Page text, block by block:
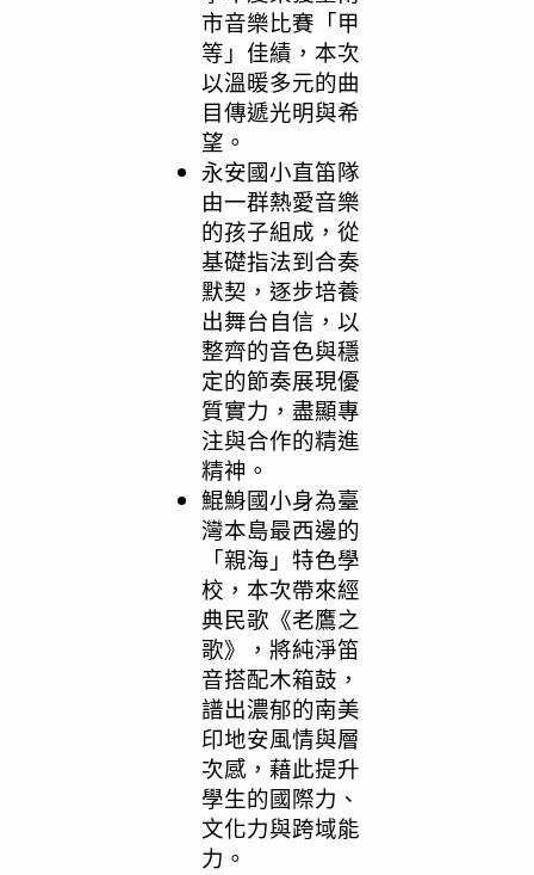
市音樂比賽「甲
等」佳績，本次
以溫暖多元的曲
目傳遞光明與希
望。
永安國小直笛隊
由一群熱愛音樂
的孩子組成，從
基礎指法到合奏
默契，逐步培養
出舞台自信，以
整齊的音色與穩
定的節奏展現優
質實力，盡顯專
注與合作的精進
精神。
鯤鯓國小身為臺
灣本島最西邊的
「親海」特色學
校，本次帶來經
典民歌《老鷹之
歌》，將純淨笛
音搭配木箱鼓，
譜出濃郁的南美
印地安風情與層
次感，藉此提升
學生的國際力、
文化力與跨域能
力。